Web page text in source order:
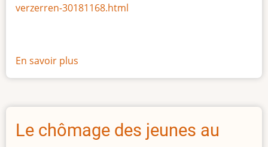
verzerren-30181168.html
En savoir plus
La
taille
l'Afrique
Le chômage des jeunes au